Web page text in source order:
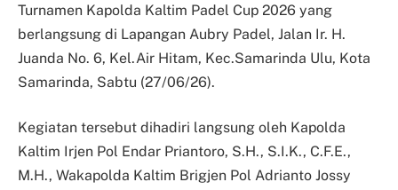
Turnamen Kapolda Kaltim Padel Cup 2026 yang
berlangsung di Lapangan Aubry Padel, Jalan Ir. H.
Juanda No. 6, Kel.Air Hitam, Kec.Samarinda Ulu, Kota
Samarinda, Sabtu (27/06/26).
Kegiatan tersebut dihadiri langsung oleh Kapolda
Kaltim Irjen Pol Endar Priantoro, S.H., S.I.K., C.F.E.,
M.H., Wakapolda Kaltim Brigjen Pol Adrianto Jossy